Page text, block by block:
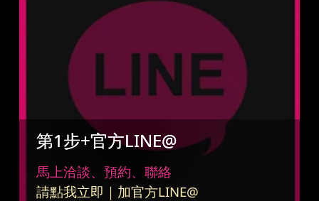
第1步+官方LINE@
馬上洽談、預約、聯絡
請點我立即｜加官方LINE@